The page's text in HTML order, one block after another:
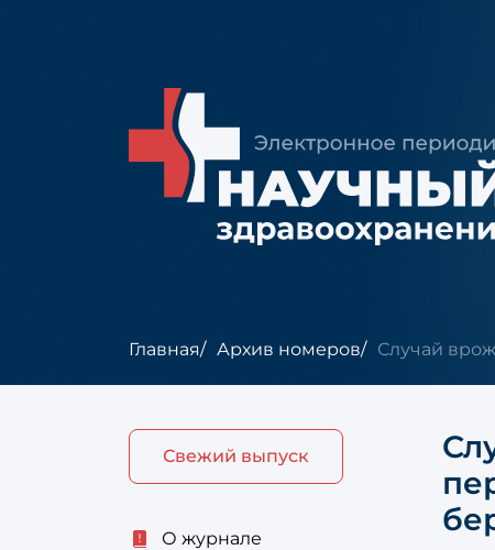
Главная Архив номеров Случай
Свежий выпуск
О журнале